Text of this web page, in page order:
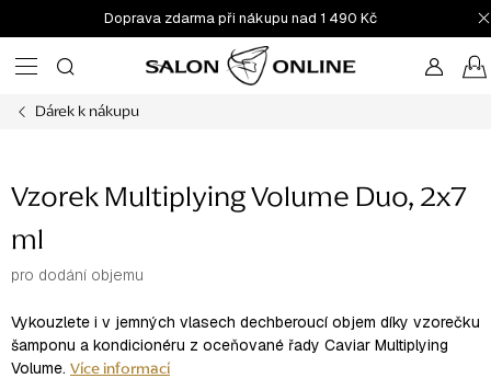
na
obsah
Doprava zdarma při nákupu nad 1 490 Kč
Dárek k nákupu
Vzorek Multiplying Volume Duo, 2x7
ml
pro dodání objemu
Vykouzlete i v jemných vlasech dechberoucí objem díky vzorečku
šamponu a kondicionéru z oceňované řady Caviar Multiplying
Volume. Více informací